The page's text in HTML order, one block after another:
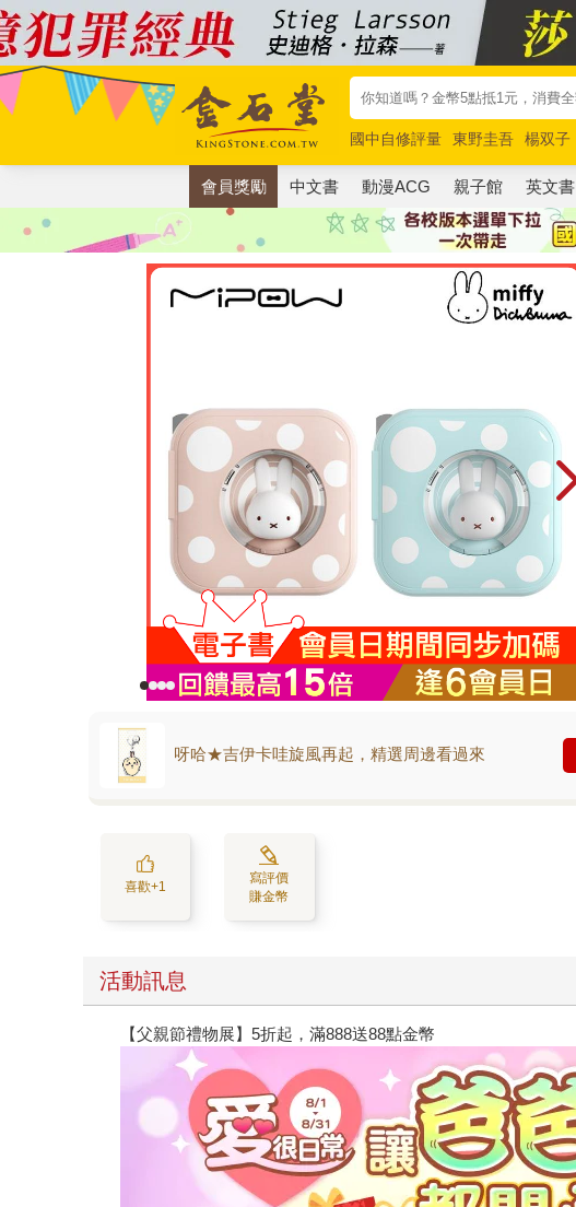
國中自修評量 東野圭吾 楊双子
唯紅花綻放
奧德賽 路邊攤新作
會員獎勵 中文書 動漫ACG 親子館 英文書
呀哈★吉伊卡哇旋風再起，精選周邊看過來
喜歡+1
寫評價
賺金幣
活動訊息
【父親節禮物展】5折起，滿888送88點金幣